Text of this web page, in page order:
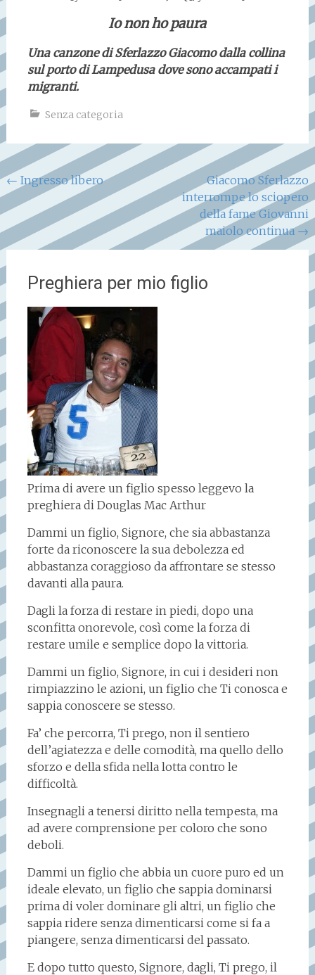
Io non ho paura
Una canzone di Sferlazzo Giacomo dalla collina
sul porto di Lampedusa dove sono accampati i
migranti.
Senza categoria
Navigazione
articoli
← Ingresso libero
Giacomo Sferlazzo
interrompe lo sciopero
della fame Giovanni
maiolo continua→
Preghiera per mio figlio
Prima di avere un figlio spesso leggevo la
preghiera di Douglas Mac Arthur
Dammi un figlio, Signore, che sia abbastanza
forte da riconoscere la sua debolezza ed
abbastanza coraggioso da affrontare se stesso
davanti alla paura.
Dagli la forza di restare in piedi, dopo una
sconfitta onorevole, così come la forza di
restare umile e semplice dopo la vittoria.
Dammi un figlio, Signore, in cui i desideri non
rimpiazzino le azioni, un figlio che Ti conosca e
sappia conoscere se stesso.
Fa’ che percorra, Ti prego, non il sentiero
dell’agiatezza e delle comodità, ma quello dello
sforzo e della sfida nella lotta contro le
difficoltà.
Insegnagli a tenersi diritto nella tempesta, ma
ad avere comprensione per coloro che sono
deboli.
Dammi un figlio che abbia un cuore puro ed un
ideale elevato, un figlio che sappia dominarsi
prima di voler dominare gli altri, un figlio che
sappia ridere senza dimenticarsi come si fa a
piangere, senza dimenticarsi del passato.
E dopo tutto questo, Signore, dagli, Ti prego, il